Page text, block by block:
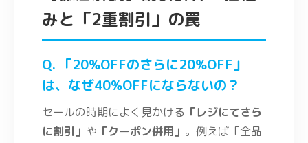
みと「2重割引」の罠
Q. 「20%OFFのさらに20%OFF」
は、なぜ40%OFFにならないの？
セールの時期によく見かける 「レジにてさら
に割引」 や 「クーポン併用」 。例えば「全品